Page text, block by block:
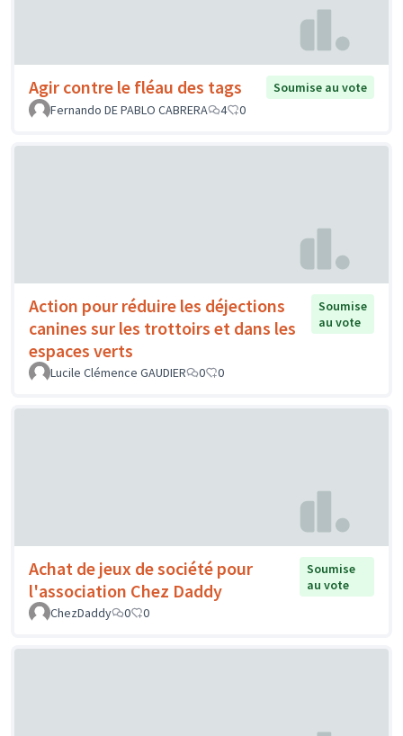
Agir contre le fléau des tags
Soumise au vote
Fernando DE PABLO CABRERA
4 0
Action pour réduire les déjections
canines sur les trottoirs et dans les
espaces verts
Soumise
au vote
Lucile Clémence GAUDIER 0 0
Achat de jeux de société pour
l'association Chez Daddy
Soumise
au vote
ChezDaddy
0 0